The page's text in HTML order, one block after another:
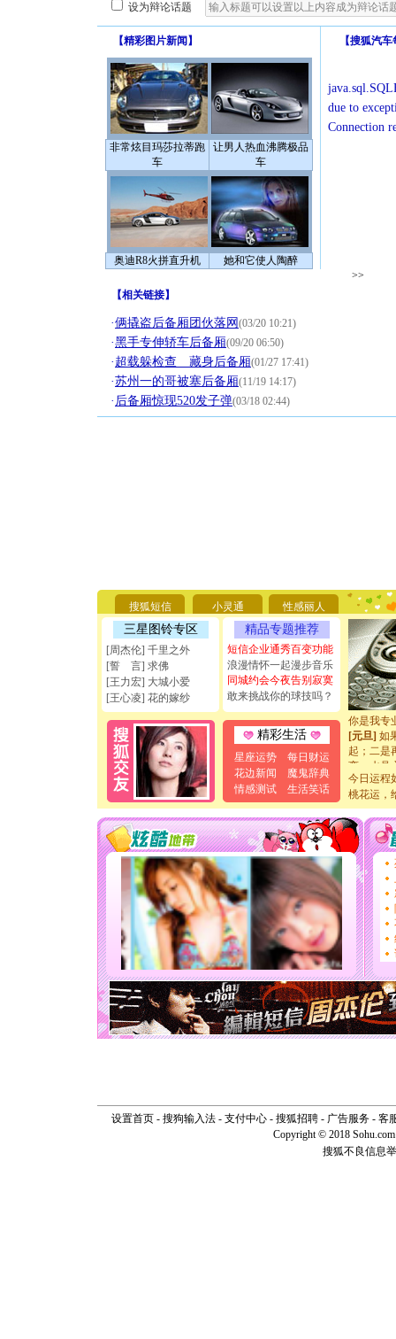
设为辩论话题
【精彩图片新闻 】
非常炫目玛莎拉蒂跑
车
让男人热血沸腾极品
车
奥迪R8火拼直升机 她和它使人陶醉
【搜狐汽车
due to
Connection
>>
【相关链接】
·俩撬盗后备厢团伙落网 (03/20 10:21)
·黑手专伸轿车后备厢(09/20 06:50)
· 超载躲检查 藏身后备厢(01/27 17:41)
·苏州一的哥被塞后备厢(11/19 14:17)
· 后备厢惊现520发子弹(03/18 02:44)
搜狐短信 小灵通 性感丽人
三星图铃专区
[周杰伦] 千里之外
[誓 言] 求佛
[王力宏] 大城小爱
[王心凌] 花的嫁纱
精品专题推荐
短信企业通秀百变功能
浪漫情怀一起漫步音乐
同城约会今夜告别寂寞
敢来挑战你的球技吗？
精彩生活
星座运势
每日财运
花边新闻
魔鬼辞典
情感测试
生活笑话
要平安！
[圣诞节]
能正大
天都要快
[圣诞节]
如意,快
[元旦]看
断电。爱
你是我专
[元旦]如
起；二是
离。水晶
[元旦]当
泣，这痛
[春节]风
颜！冬
道一声平
[春节]
传
片叶子
送你一
[圣诞节]
你太多
要平安
[圣诞节]
能正大
天都要快
[圣诞节]
如意,快
[元旦]看
离。水晶
[元旦] 当
泣，这痛
卖了。水
今日运程
桃花运，
设置首页- 搜狗输入法- 支付中心- 搜狐招聘- 广告服务- 客
Copyright © 2018
搜狐不良信息